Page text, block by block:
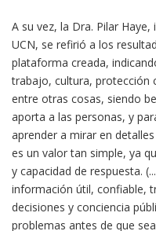
A su vez, la Dra. Pilar
UCN, se refirió a los
plataforma creada,
trabajo, cultura, protección
entre otras cosas, siendo
aporta a las personas, y
aprender a mirar en
es un valor tan simple, ya
y capacidad de respuesta.
información útil, confiable,
decisiones y conciencia
problemas antes de que